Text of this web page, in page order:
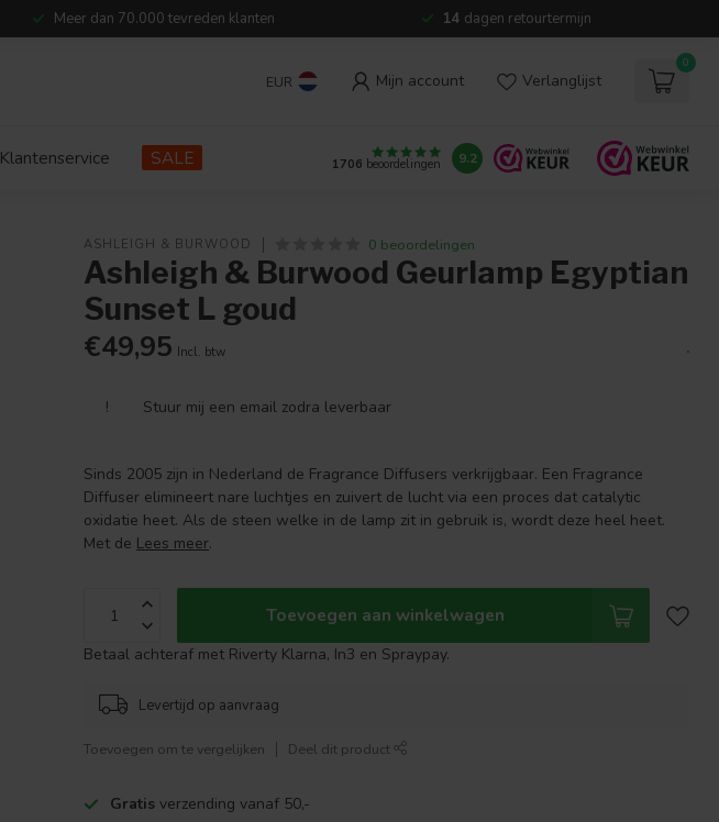
Meer dan 70.000 tevreden klanten 14 dagen retourtermijn
EUR Mijn account Verlanglijst
0
Klantenservice SALE 1706 beoordelingen 9.2
ASHLEIGH & BURWOOD 0 beoordelingen
Ashleigh & Burwood Geurlamp Egyptian
Sunset L goud
€49,95 Incl. btw .
! Stuur mij een email zodra leverbaar
Sinds 2005 zijn in Nederland de Fragrance Diffusers verkrijgbaar. Een Fragrance
Diffuser elimineert nare luchtjes en zuivert de lucht via een proces dat catalytic
oxidatie heet. Als de steen welke in de lamp zit in gebruik is, wordt deze heel heet.
Met de Lees meer.
Toevoegen aan winkelwagen
Betaal achteraf met Riverty Klarna, In3 en Spraypay.
Levertijd op aanvraag
Toevoegen om te vergelijken Deel dit product
Gratis verzending vanaf 50,-